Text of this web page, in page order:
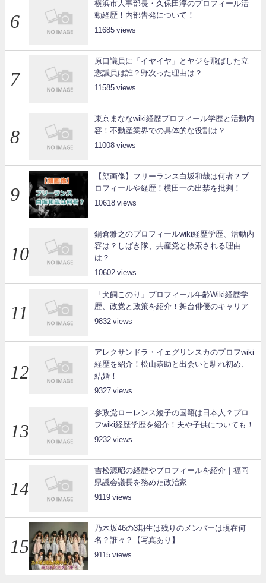
横浜市人事部長・久保田淳のプロフィール活
動経歴！内部告発について！
11685
原口議員に「イヤイヤ」とヤジを飛ばした立
憲議員は誰？野次った理由は？
11585
東京まななwiki経歴プロフィール学歴と活動内
容！不動産業界での具体的な役割は？
11008
【顔画像】フリーランス白坂和哉は何者？プ
ロフィールや経歴！横田一の出禁を批判！
10618
鍋倉雅之のプロフィールwiki経歴学歴、活動内
容は？しばき隊、共産党と検索される理由
は？
10602
「犬飼このり」プロフィール年齢Wiki経歴学
歴、政党と政策を紹介！舞台俳優のキャリア
9832
アレクサンドラ・イェグリンスカのプロフwiki
経歴を紹介！松山恭助と出会いと馴れ初め、
結婚！
9327
参政党ローレンス綾子の国籍は日本人？プロ
フwiki経歴学歴を紹介！夫や子供についても！
9232
吉松源昭の経歴やプロフィールを紹介｜福岡
県議会議長を務めた政治家
9119
乃木坂46の3期生は残りのメンバーは現在何
名？誰々？【写真あり】
9115